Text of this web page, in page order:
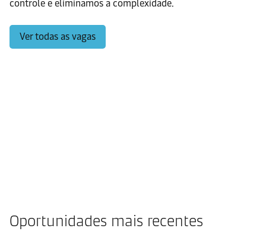
controle e eliminamos a complexidade.
Ver todas as vagas
Oportunidades mais recentes